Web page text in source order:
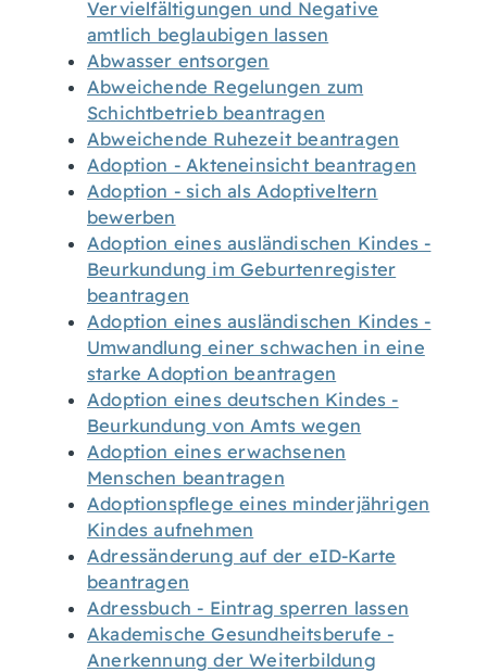
Vervielfältigungen und Negative
amtlich beglaubigen lassen
Abwasser entsorgen
Abweichende Regelungen zum
Schichtbetrieb beantragen
Abweichende Ruhezeit beantragen
Adoption - Akteneinsicht beantragen
Adoption - sich als Adoptiveltern
bewerben
Adoption eines ausländischen Kindes -
Beurkundung im Geburtenregister
beantragen
Adoption eines ausländischen Kindes -
Umwandlung einer schwachen in eine
starke Adoption beantragen
Adoption eines deutschen Kindes -
Beurkundung von Amts wegen
Adoption eines erwachsenen
Menschen beantragen
Adoptionspflege eines minderjährigen
Kindes aufnehmen
Adressänderung auf der eID-Karte
beantragen
Adressbuch - Eintrag sperren lassen
Akademische Gesundheitsberufe -
Anerkennung der Weiterbildung